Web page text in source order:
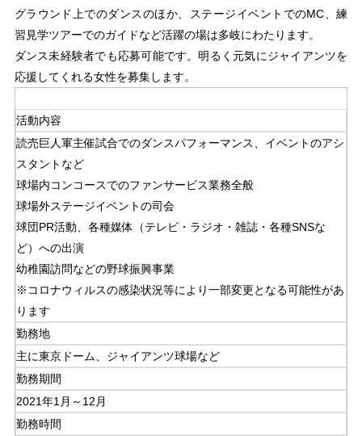
グラウンド上でのダンスのほか、ステージイベントでのMC、練
習見学ツアーでのガイドなど活躍の場は多岐にわたります。
ダンス未経験者でも応募可能です。明るく元気にジャイアンツを
応援してくれる女性を募集します。
活動内容
読売巨人軍主催試合でのダンスパフォーマンス、イベントのアシ
スタントなど
球場内コンコースでのファンサービス業務全般
球場外ステージイベントの司会
球団PR活動、各種媒体（テレビ・ラジオ・雑誌・各種SNSな
ど）への出演
幼稚園訪問などの野球振興事業
※コロナウィルスの感染状況等により一部変更となる可能性があ
ります
勤務地
主に東京ドーム、ジャイアンツ球場など
勤務期間
2021年1月～12月
勤務時間